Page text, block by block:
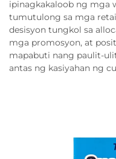
ipinagkakaloob ng mga
tumutulong sa mga
desisyon tungkol sa
mga promosyon, at
mapabuti nang paulit-
antas ng kasiyahan ng